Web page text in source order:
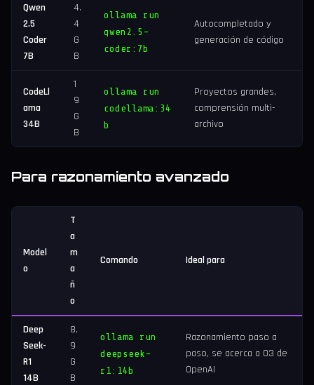
Qwen
2.5
Coder
7B
4.
4
G
B
ollama run
qwen2.5-
coder:7b
Autocompletado y
generación de código
CodeLl
ama
34B
1
9
G
B
ollama run
codellama:34
b
Proyectos grandes,
comprensión multi-
archivo
Para razonamiento avanzado
Model
o
T
a
m
a
ñ
o
Comando Ideal para
Deep
Seek-
R1
14B
8.
9
G
B
ollama run
deepseek-
r1:14b
Razonamiento paso a
paso, se acerca a O3 de
OpenAI